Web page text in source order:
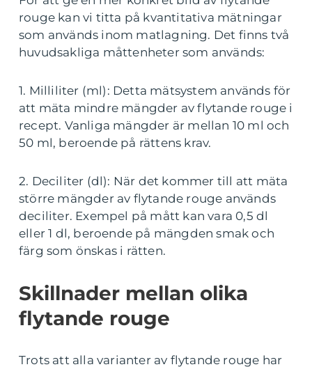
rouge kan vi titta på kvantitativa mätningar
som används inom matlagning. Det finns två
huvudsakliga måttenheter som används:
1. Milliliter (ml): Detta mätsystem används för
att mäta mindre mängder av flytande rouge i
recept. Vanliga mängder är mellan 10 ml och
50 ml, beroende på rättens krav.
2. Deciliter (dl): När det kommer till att mäta
större mängder av flytande rouge används
deciliter. Exempel på mått kan vara 0,5 dl
eller 1 dl, beroende på mängden smak och
färg som önskas i rätten.
Skillnader mellan olika
flytande rouge
Trots att alla varianter av flytande rouge har